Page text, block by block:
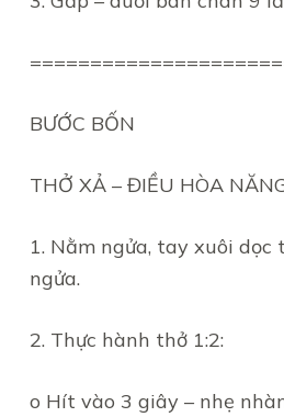
BƯỚC BỐN
THỞ XẢ – ĐIỀU HÒA
1. Nằm ngửa, tay xuôi
ngửa.
2. Thực hành thở 1:2:
o Hít vào 3 giây – nhẹ